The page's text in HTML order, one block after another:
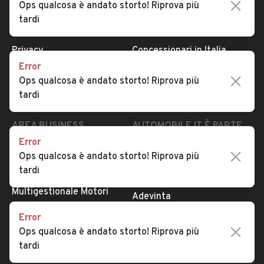
Dati identificativi
Privacy
Impostazioni Privacy
Security
Tutte le auto usate
Concessionari in Italia
Valutazione auto
AREA BUSINESS
Registrazione
concessionario
Multigestionale Motori
AUTOMOBILE.IT È PARTE
subito.it
Adevinta
SEGUICI
Ops qualcosa è andato storto! Riprova più
tardi
Error
Ops qualcosa è andato storto! Riprova più
tardi
Error
Ops qualcosa è andato storto! Riprova più
tardi
Error
Ops qualcosa è andato storto! Riprova più
tardi